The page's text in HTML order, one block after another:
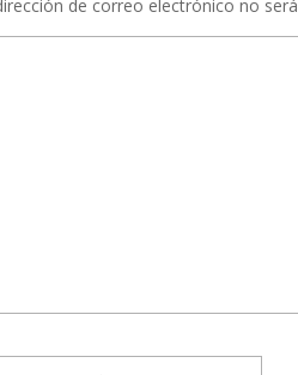
de correo electrónico no